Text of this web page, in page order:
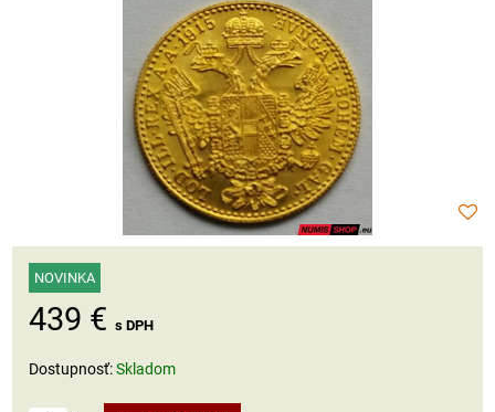
NOVINKA
439 € s DPH
Dostupnosť:Skladom